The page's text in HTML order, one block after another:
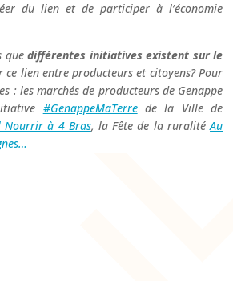
du lien et de participer à l’économie
quedifférentes initiatives existent sur le
lien entre producteurs et citoyens? Pour
: les marchés de producteurs de Genappe
#GenappeMaTerrede la Ville de
Nourrir à 4 Bras, la Fête de la ruralitéAu